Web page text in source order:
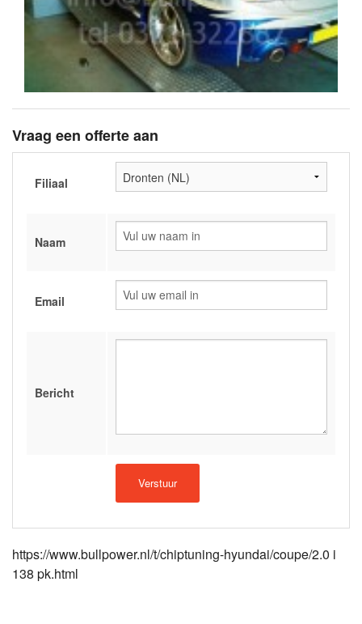
Vraag een offerte aan
Filiaal
Naam
Email
Bericht
https://www.bullpower.nl/t/chiptuning-hyundai/coupe/2.0 i
138 pk.html